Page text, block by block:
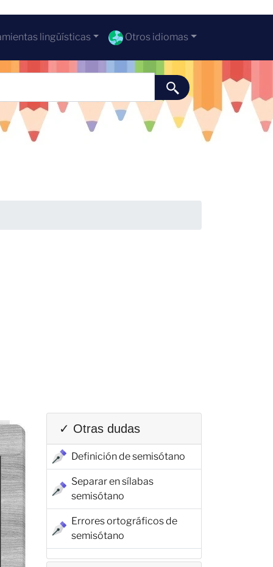
lingüísticas Otros idiomas
✓ Otras dudas
Definición de semisótano
Separar en sílabas
semisótano
Errores ortográficos de
semisótano